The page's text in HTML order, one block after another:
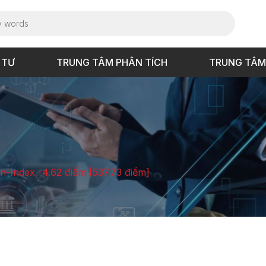
TRUNG TÂM PHÂN TÍCH TRUNG
Index -4.62 điểm [537.73 điểm]